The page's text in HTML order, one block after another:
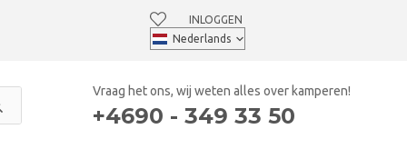
INLOGGEN
Vraag het ons, wij weten alles over kamperen!
+4690 - 349 33 50